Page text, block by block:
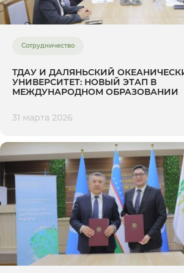
Сотрудничество
ТДАУ И ДАЛЯНЬСКИЙ
УНИВЕРСИТЕТ: НОВЫЙ ЭТАП В
МЕЖДУНАРОДНОМ ОБРАЗОВАНИИ
31 марта 2026